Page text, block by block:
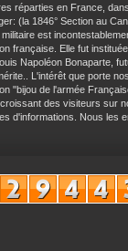
réparties en France,
(la 1846° Section au
militaire est
française. Elle fut
Napoléon Bonaparte,
L'intérêt que porte
"bijou de l'armée
des visiteurs sur
d'informations. Nous les